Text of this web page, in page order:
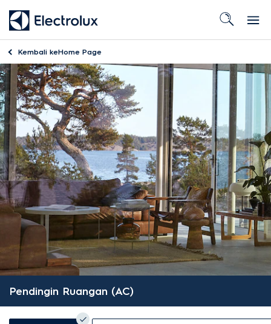
Kembali keHome Page
Pendingin Ruangan (AC)